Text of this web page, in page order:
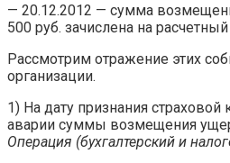
— 20.12.2012 — сумма
500 руб. зачислена на
Рассмотрим отражение этих
организации.
1) На дату признания
аварии суммы возмещения
Операция (бухгалтерский и